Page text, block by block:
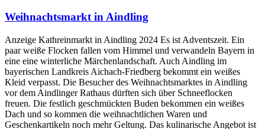
Weihnachtsmarkt in Aindling
Anzeige Kathreinmarkt in Aindling 2024 Es ist Adventszeit. Ein
paar weiße Flocken fallen vom Himmel und verwandeln Bayern in
eine eine winterliche Märchenlandschaft. Auch Aindling im
bayerischen Landkreis Aichach-Friedberg bekommt ein weißes
Kleid verpasst. Die Besucher des Weihnachtsmarktes in Aindling
vor dem Aindlinger Rathaus dürften sich über Schneeflocken
freuen. Die festlich geschmückten Buden bekommen ein weißes
Dach und so kommen die weihnachtlichen Waren und
Geschenkartikeln noch mehr Geltung. Das kulinarische Angebot ist